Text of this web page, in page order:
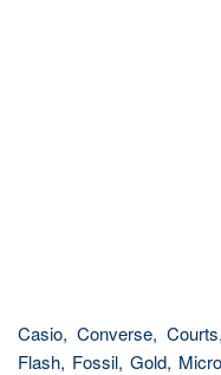
Casio, Converse,
Flash, Fossil, Gold,